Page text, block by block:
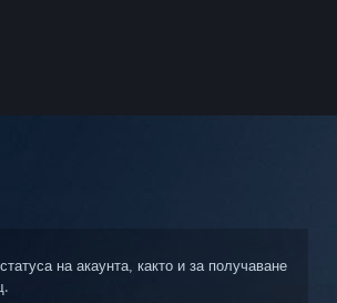
на акаунта, както и за получаване